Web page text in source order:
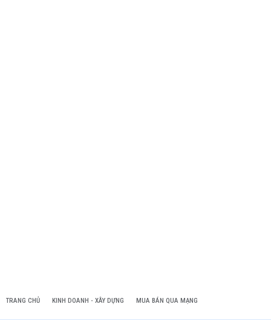
TRANG CHỦ KINH DOANH - XÂY DỰNG MUA BÁN QUA MẠNG